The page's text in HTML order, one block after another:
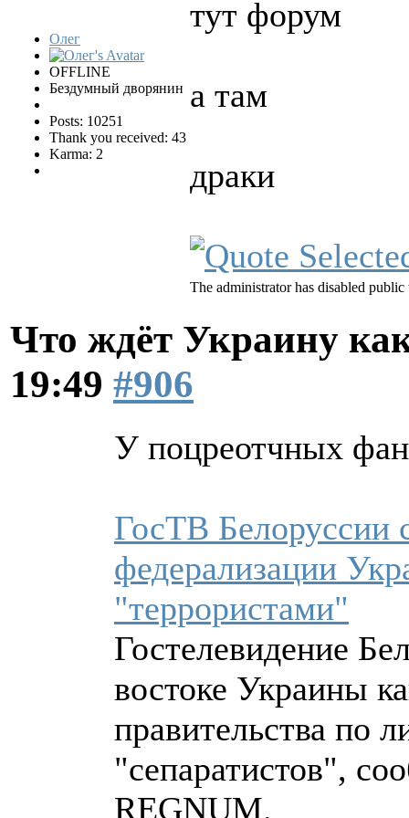
Олег
OFFLINE
Бездумный дворянин
Posts: 10251
Thank you received: 43
Karma: 2
тут форум
а там
драки
The administrator has disabled public
Что ждёт Украину
19:49 #906
У поцреотчных
ГосТВ Белоруссии
федерализации
"террористами"
Гостелевидение
востоке Украины
правительства по
"сепаратистов",
REGNUM.